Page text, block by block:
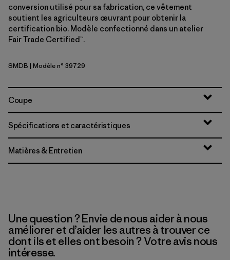
conversion utilisé pour sa fabrication, ce vêtement
soutient les agriculteurs œuvrant pour obtenir la
certification bio. Modèle confectionné dans un atelier
Fair Trade Certified™.
Smolder Blue
SMDB | Modèle n° 39729
Coupe
Spécifications et caractéristiques
Matières & Entretien
Une question ? Envie de nous aider à nous
améliorer et d’aider les autres à trouver ce
dont ils et elles ont besoin ? Votre avis nous
intéresse.